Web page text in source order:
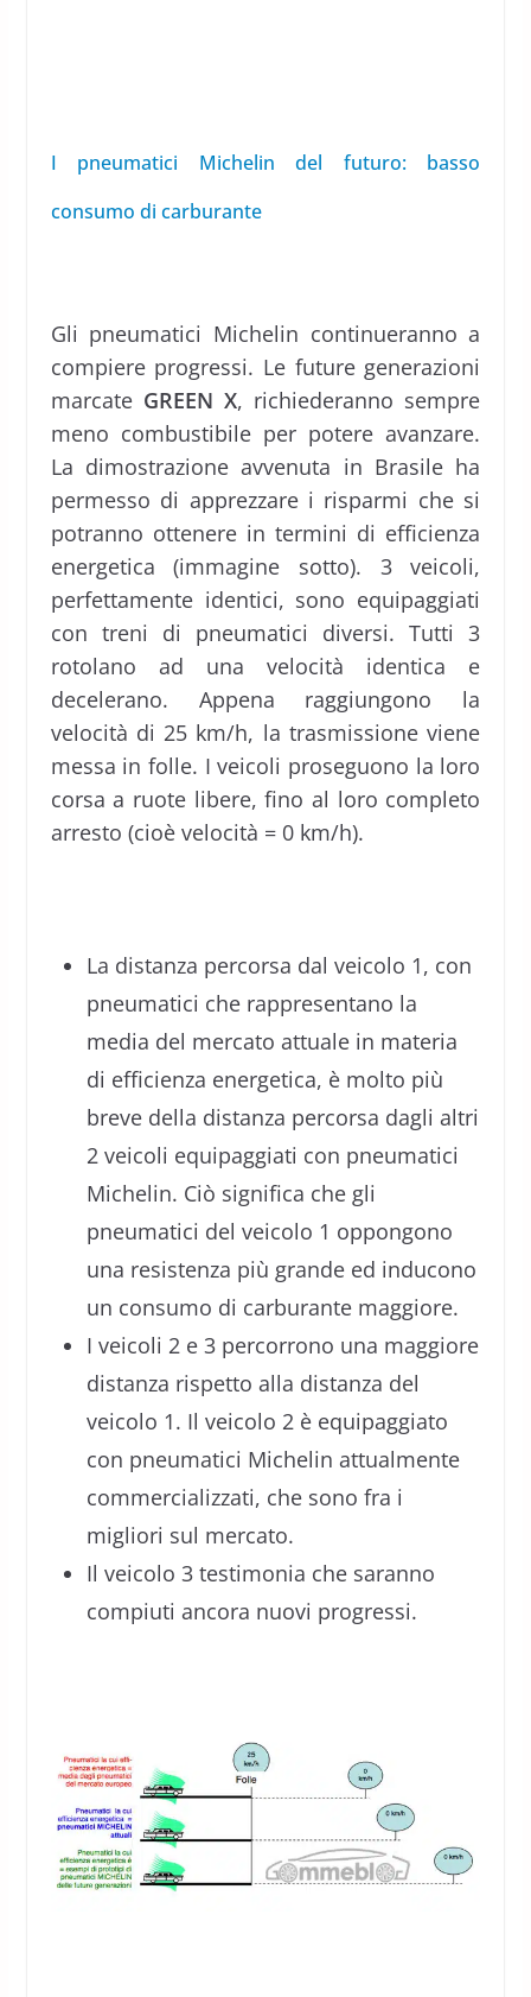
I pneumatici Michelin del futuro: basso
consumo di carburante
Gli pneumatici Michelin continueranno a
compiere progressi. Le future generazioni
marcate GREEN X, richiederanno sempre
meno combustibile per potere avanzare.
La dimostrazione avvenuta in Brasile ha
permesso di apprezzare i risparmi che si
potranno ottenere in termini di efficienza
energetica (immagine sotto). 3 veicoli,
perfettamente identici, sono equipaggiati
con treni di pneumatici diversi. Tutti 3
rotolano ad una velocità identica e
decelerano. Appena raggiungono la
velocità di 25 km/h, la trasmissione viene
messa in folle. I veicoli proseguono la loro
corsa a ruote libere, fino al loro completo
arresto (cioè velocità = 0 km/h).
La distanza percorsa dal veicolo 1, con
pneumatici che rappresentano la
media del mercato attuale in materia
di efficienza energetica, è molto più
breve della distanza percorsa dagli altri
2 veicoli equipaggiati con pneumatici
Michelin. Ciò significa che gli
pneumatici del veicolo 1 oppongono
una resistenza più grande ed inducono
un consumo di carburante maggiore.
I veicoli 2 e 3 percorrono una maggiore
distanza rispetto alla distanza del
veicolo 1. Il veicolo 2 è equipaggiato
con pneumatici Michelin attualmente
commercializzati, che sono fra i
migliori sul mercato.
Il veicolo 3 testimonia che saranno
compiuti ancora nuovi progressi.